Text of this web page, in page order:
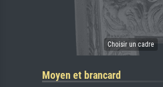
Moyen et brancard